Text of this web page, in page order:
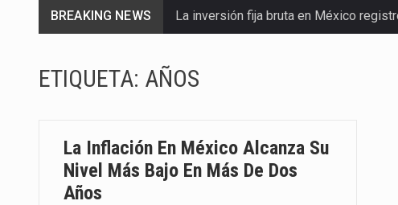
BREAKING NEWS La inversión fija bruta en México
El gobierno de Estados Unidos
El derecho a la previsibilidad de los
ETIQUETA: AÑOS
La Inflación En México Alcanza Su
Nivel Más Bajo En Más De Dos
Años